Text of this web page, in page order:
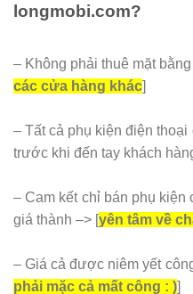
longmobi.com?
– Không phải thuê mặt
các cửa hàng khác]
– Tất cả phụ kiện điện
trước khi đến tay khách
– Cam kết chỉ bán phụ
giá thành –> [yên tâm về
– Giá cả được niêm yết
phải mặc cả mất công : )]